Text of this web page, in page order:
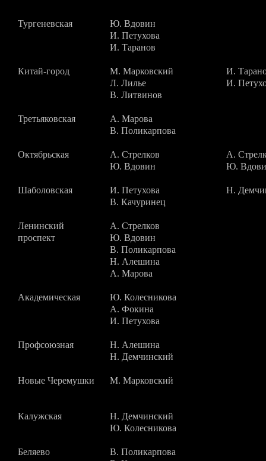
Тургеневская
Ю. Вдовин
И. Петухова
И. Таранов
Китай-город
М. Марковский
Л. Лилье
В. Литвинов
И.
И.
Третьяковская
А. Марова
В. Поликарпова
Октябрьская
А. Стрелков
Ю. Вдовин
А.
Ю.
Шаболовская
И. Петухова
В. Качуринец
Н.
Ленинский
проспект
А. Стрелков
Ю. Вдовин
В. Поликарпова
Н. Алешина
А. Марова
Академическая
Ю. Колесникова
А. Фокина
И. Петухова
Профсоюзная
Н. Алешина
Н. Демчинский
Новые Черемушки М. Марковский
Калужская
Н. Демчинский
Ю. Колесникова
Беляево
В. Поликарпова